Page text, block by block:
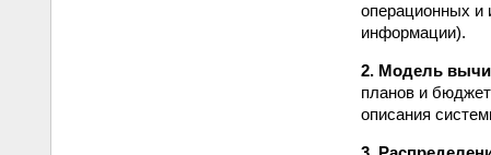
операционных и
информации).
2. Модель
планов и
описания